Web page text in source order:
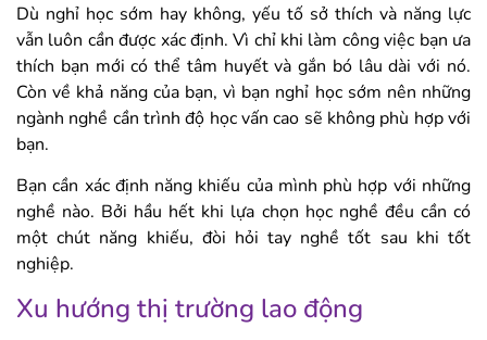
Dù nghỉ học sớm hay không, yếu tố sở thích và năng lực
vẫn luôn cần được xác định. Vì chỉ khi làm công việc bạn ưa
thích bạn mới có thể tâm huyết và gắn bó lâu dài với nó.
Còn về khả năng của bạn, vì bạn nghỉ học sớm nên những
ngành nghề cần trình độ học vấn cao sẽ không phù hợp với
bạn.
Bạn cần xác định năng khiếu của mình phù hợp với những
nghề nào. Bởi hầu hết khi lựa chọn học nghề đều cần có
một chút năng khiếu, đòi hỏi tay nghề tốt sau khi tốt
nghiệp.
Xu hướng thị trường lao động